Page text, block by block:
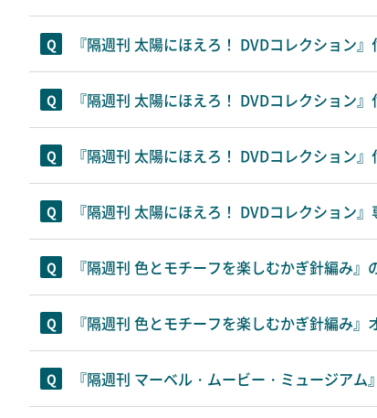
『隔週刊 太陽にほえろ！ DVDコレクション
『隔週刊 太陽にほえろ！ DVDコレクション
『隔週刊 太陽にほえろ！ DVDコレクション
『隔週刊 太陽にほえろ！ DVDコレクション
『隔週刊 色とモチーフを楽しむかぎ針編み』
『隔週刊 色とモチーフを楽しむかぎ針編み
『隔週刊 マーベル・ムービー・ミュージア